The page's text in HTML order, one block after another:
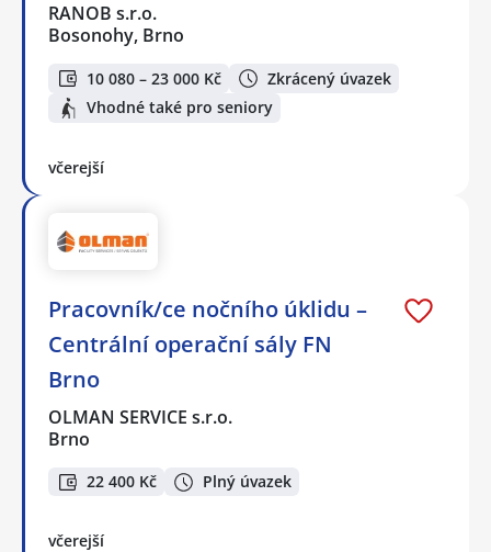
RANOB s.r.o.
Bosonohy, Brno
10 080 – 23 000 Kč
Zkrácený úvazek
Vhodné také pro seniory
včerejší
Pracovník/ce nočního úklidu –
Centrální operační sály FN
Brno
OLMAN SERVICE s.r.o.
Brno
22 400 Kč Plný úvazek
včerejší